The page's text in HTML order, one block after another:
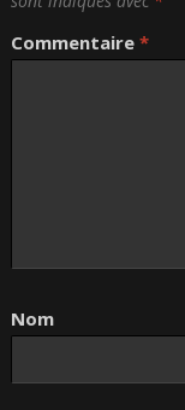
Commentaire *
Nom